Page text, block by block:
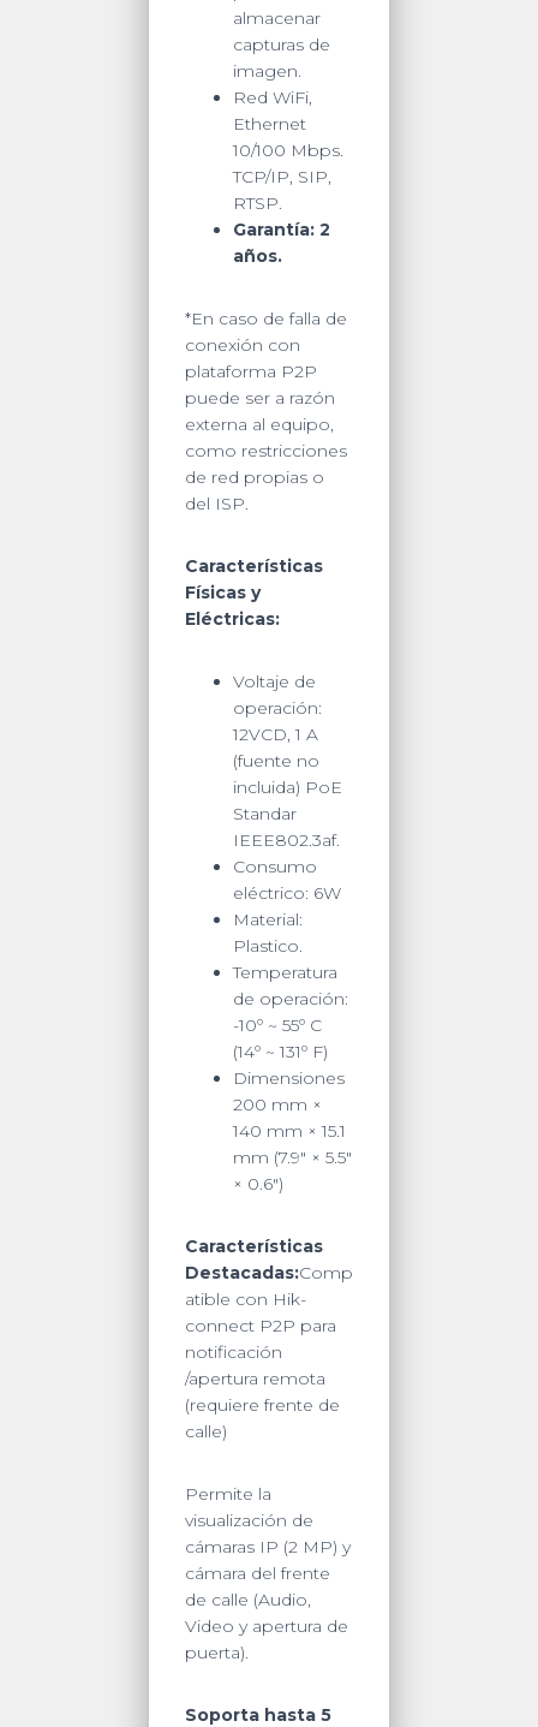
almacenar
capturas de
imagen.
Red WiFi,
Ethernet
10/100 Mbps.
TCP/IP, SIP,
RTSP.
Garantía: 2
años.
*En caso de falla de
conexión con
plataforma P2P
puede ser a razón
externa al equipo,
como restricciones
de red propias o
del ISP.
Características
Físicas y
Eléctricas:
Voltaje de
operación:
12VCD, 1 A
(fuente no
incluida) PoE
Standar
IEEE802.3af.
Consumo
eléctrico: 6W
Material:
Plastico.
Temperatura
de operación:
-10º ~ 55º C
(14º ~ 131º F)
Dimensiones
200 mm ×
140 mm × 15.1
mm (7.9″ × 5.5″
× 0.6″)
Características
Destacadas:Comp
atible con Hik-
connect P2P para
notificación
/apertura remota
(requiere frente de
calle)
Permite la
visualización de
cámaras IP (2 MP) y
cámara del frente
de calle (Audio,
Video y apertura de
puerta).
Soporta hasta 5